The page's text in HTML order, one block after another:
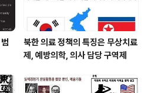
북한 의료 정책의 특징은 무상치료
제, 예방의학, 의사 담당 구역제